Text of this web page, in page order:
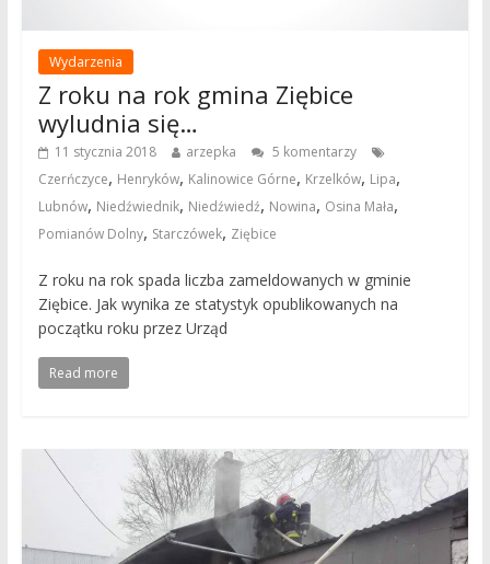
Wydarzenia
Z roku na rok gmina Ziębice
wyludnia się…
11 stycznia 2018 arzepka
5 komentarzy
Czerńczyce, Henryków, Kalinowice Górne, Krzelków, Lipa,
Lubnów, Niedźwiednik, Niedźwiedź, Nowina, Osina Mała,
Pomianów Dolny, Starczówek, Ziębice
Z roku na rok spada liczba zameldowanych w gminie
Ziębice. Jak wynika ze statystyk opublikowanych na
początku roku przez Urząd
Read more